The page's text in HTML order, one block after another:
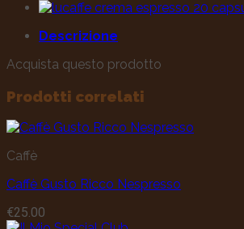
Descrizione
Acquista questo prodotto
Prodotti correlati
Caffè
Caffè Gusto Ricco Nespresso
€25.00